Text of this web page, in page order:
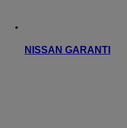
NISSAN GARANTI